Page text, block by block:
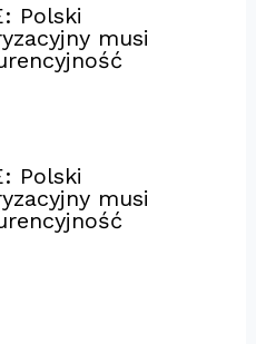
Polski
musi
Polski
musi